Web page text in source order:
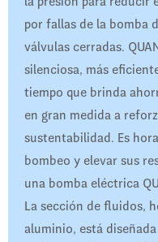
por fallas de la bomba
válvulas cerradas.
silenciosa, más
tiempo que brinda
en gran medida a
sustentabilidad. Es
bombeo y elevar sus
una bomba eléctrica
La sección de fluidos,
aluminio, está